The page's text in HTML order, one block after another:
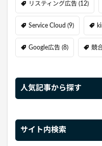
リスティング広告 (12)
Service Cloud (9)
Google広告 (8) 競
人気記事から探す
サイト内検索